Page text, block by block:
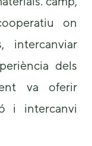
on
intercanviar
dels
va oferir
i intercanvi